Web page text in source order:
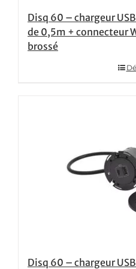
Disq 60 – chargeur
de 0,5m + connecteur
brossé
Disq 60 – chargeur